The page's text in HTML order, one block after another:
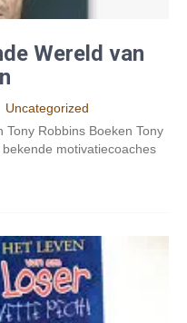
Wereld van
Uncategorized
Robbins Boeken Tony
motivatiecoaches